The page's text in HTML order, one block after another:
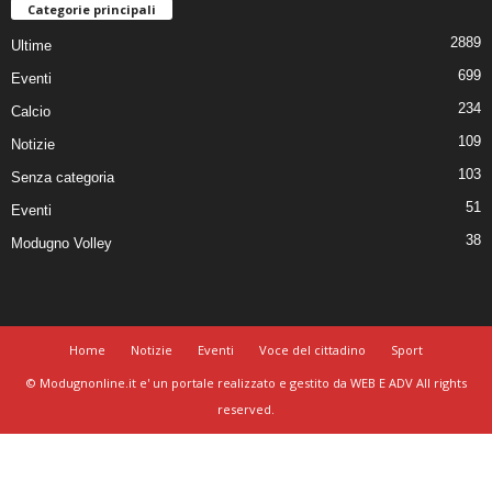
Categorie principali
Ultime 2889
Eventi 699
Calcio 234
Notizie 109
Senza categoria 103
Eventi 51
Modugno Volley 38
Home Notizie Eventi Voce del cittadino
Sport
© Modugnonline.it e' un portale realizzato e gestito da WEB E ADV All rights
reserved.